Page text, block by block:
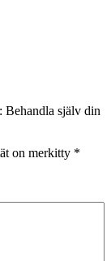
Behandla själv din
on merkitty *